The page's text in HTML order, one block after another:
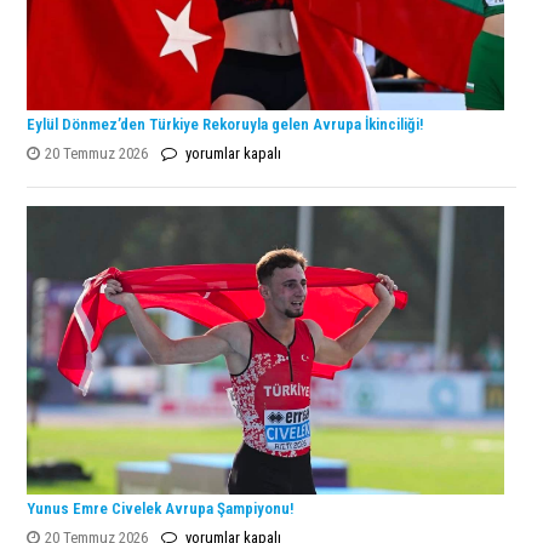
Eylül Dönmez’den Türkiye Rekoruyla gelen Avrupa İkinciliği!
20 Temmuz 2026
Eylül
Türkiye
gelen
Avrupa
İkinciliği!
yorumlar kapalı
Yunus Emre Civelek Avrupa Şampiyonu!
20 Temmuz 2026
Yunus
yorumlar kapalı